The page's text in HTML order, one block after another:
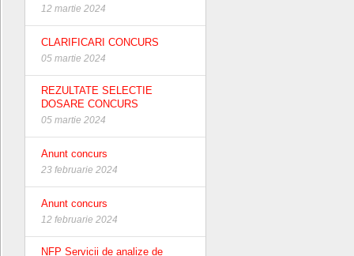
12 martie 2024
CLARIFICARI CONCURS
05 martie 2024
REZULTATE SELECTIE
DOSARE CONCURS
05 martie 2024
Anunt concurs
23 februarie 2024
Anunt concurs
12 februarie 2024
NFP Servicii de analize de